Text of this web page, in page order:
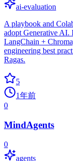
ai-evaluation
A playbook and
adopt Generative
LangChain +
engineering best
Ragas.
5
1年前
0
MindAgents
0
agents